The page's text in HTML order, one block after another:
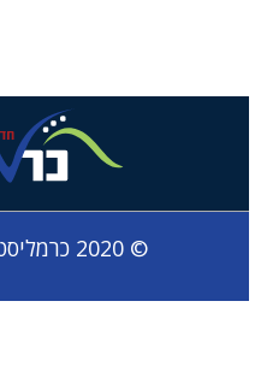
© 2020 כרמליסט